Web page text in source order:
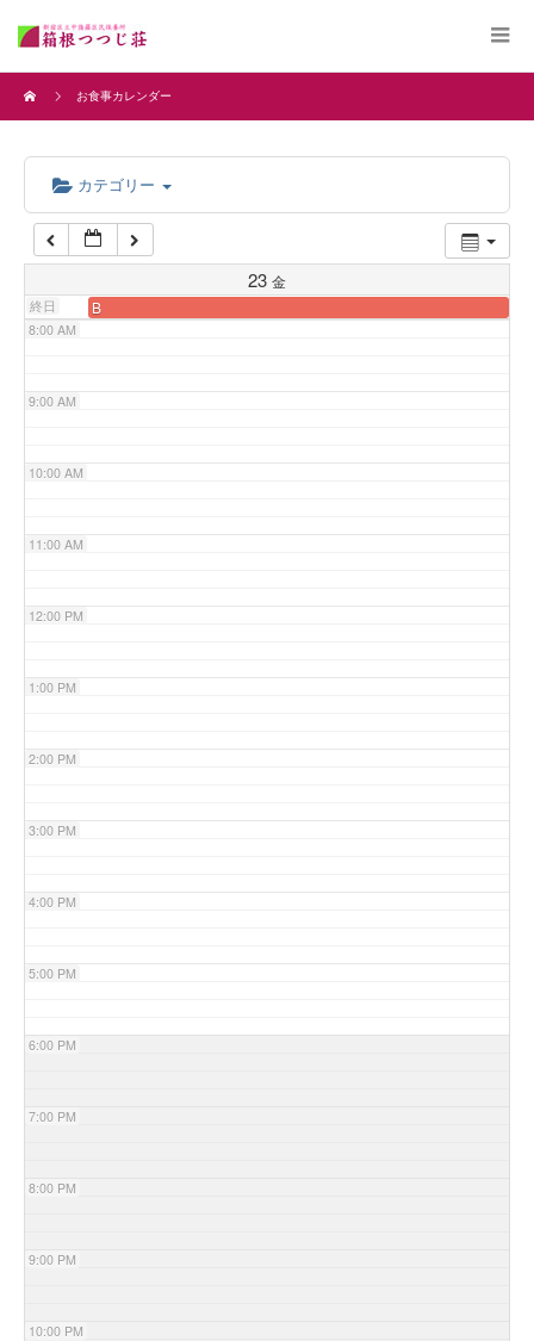
お食事カレンダー
カテゴリー
23 金
終日 B
4:00 AM
6:00 AM
7:00 AM
8:00 AM
9:00 AM
10:00 AM
11:00 AM
12:00 PM
1:00 PM
2:00 PM
3:00 PM
4:00 PM
5:00 PM
6:00 PM
7:00 PM
8:00 PM
9:00 PM
10:00 PM